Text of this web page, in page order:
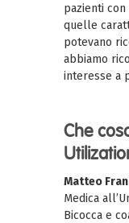
pazienti
quelle
potevano
abbiamo
interesse a
Che
Matteo
Medica
Bicocca e